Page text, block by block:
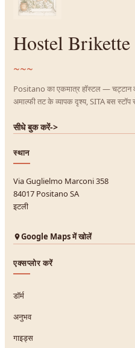
Hostel Brikette
~~~
Positano का एकमात्र हॉस्टल — चट्टान
अमाल्फी तट के व्यापक दृश्य, SITA बस स्टॉप
सीधे बुक करें->
स्थान
Via Guglielmo Marconi 358
84017 Positano SA
इटली
Google Maps में खोलें
एक्सप्लोर करें
डॉर्म
अनुभव
गाइड्स